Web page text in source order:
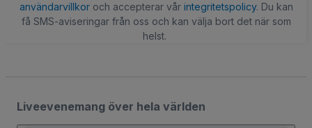
användarvillkoroch accepterar vår integritetspolicy. Du kan
få SMS-aviseringar från oss och kan välja bort det när som
helst.
Liveevenemang över hela världen